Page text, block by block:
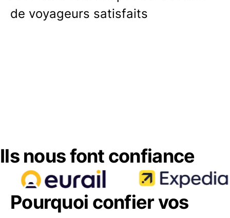
de voyageurs satisfaits
Ils nous font confiance
Pourquoi confier vos